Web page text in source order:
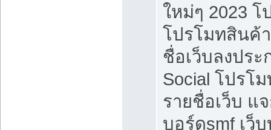
ใหม่ๆ 2023
โปรโมทสินค้
ชื่อเว็บลงปร
Social โปรโ
รายชื่อเว็บ แ
บอร์ดsmf เว็